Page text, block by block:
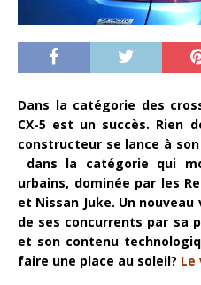
Dans la catégorie des
CX-5 est un succès. Rien
constructeur se lance à
dans la catégorie qui
urbains, dominée par les
et Nissan Juke. Un
de ses concurrents par sa
et son contenu
faire une place au soleil? Le